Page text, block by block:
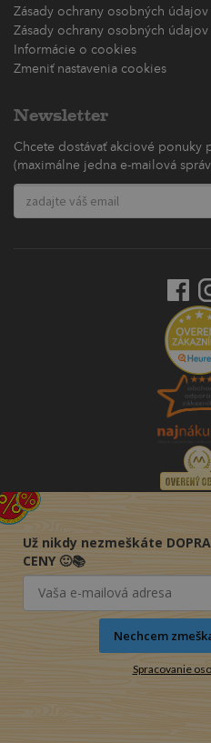
Zásady ochrany osobných údajov
Zásady ochrany osobných
Informácie o cookies
Zmeniť nastavenia cookies
Newsletter
Chcete dostávať akciové ponuky
(maximálne jedna e-mailová
Už nikdy nezmeškáte
CENY 🙂📚
Nechcem
Spracovanie